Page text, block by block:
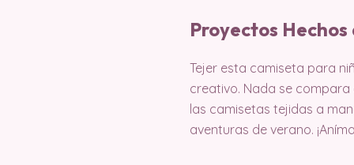
Proyectos
Tejer esta camiseta para
creativo. Nada se
las camisetas tejidas a
aventuras de verano.